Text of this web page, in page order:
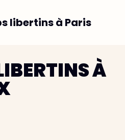
libertins à Paris
À